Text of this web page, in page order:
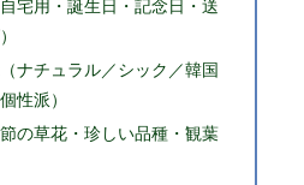
宅用・誕生日・記念日・送
ナチュラル／シック／韓国
性派）
の草花・珍しい品種・観葉